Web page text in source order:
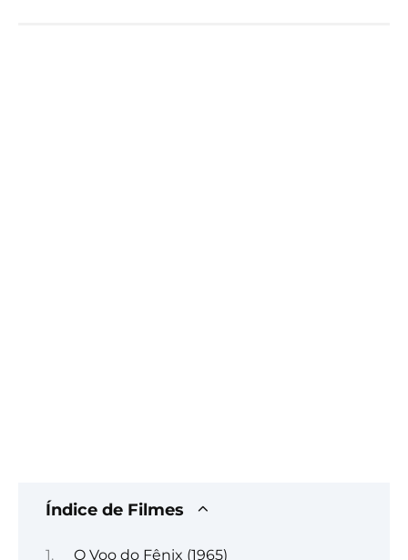
Índice de Filmes
O Voo do Fênix (1965)